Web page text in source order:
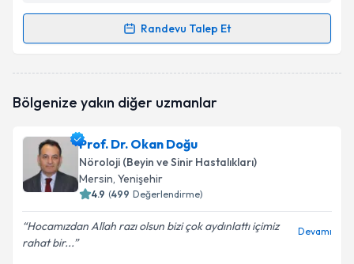
Kişisel verilerimin işlenmesine ilişkin
Metni'ni okudum ve kişisel verilerimin belirtilen
Takvim Talebini Gönder
Randevu Talep Et
Randevu Takvimi Talebi
oluşturun. Size bu uzmandan randevu almanız için bir
E-posta Adresiniz
Kişisel verilerimin işlenmesine ilişkinAydınlatma
Metni
Bölgenize yakın diğer uzmanlar
Prof. Dr. Okan Doğu
Nöroloji (Beyin ve Sinir Hastalıkları)
Mersin, Yenişehir
4.9 (499 Değerlendirme)
Hocamızdan Allah razı olsun bizi çok aydınlattı içimiz
rahat bir...
Devamı